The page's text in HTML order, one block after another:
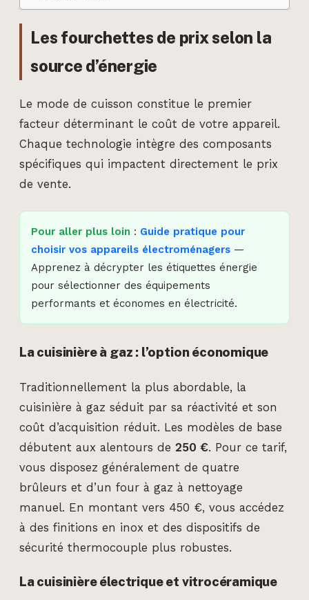
Les fourchettes de prix selon la
source d’énergie
Le mode de cuisson constitue le premier
facteur déterminant le coût de votre appareil.
Chaque technologie intègre des composants
spécifiques qui impactent directement le prix
de vente.
Pour aller plus loin : Guide pratique pour
choisir vos appareils électroménagers —
Apprenez à décrypter les étiquettes énergie
pour sélectionner des équipements
performants et économes en électricité.
La cuisinière à gaz : l’option économique
Traditionnellement la plus abordable, la
cuisinière à gaz séduit par sa réactivité et son
coût d’acquisition réduit. Les modèles de base
débutent aux alentours de 250 €. Pour ce tarif,
vous disposez généralement de quatre
brûleurs et d’un four à gaz à nettoyage
manuel. En montant vers 450 €, vous accédez
à des finitions en inox et des dispositifs de
sécurité thermocouple plus robustes.
La cuisinière électrique et vitrocéramique